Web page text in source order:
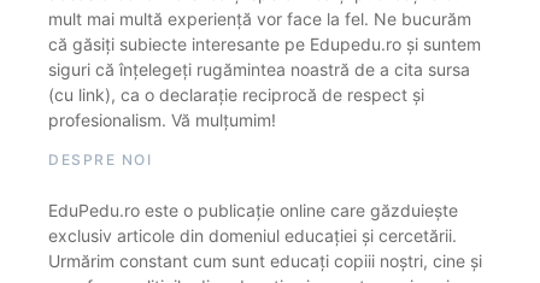
mult mai multă experiență vor face la fel. Ne bucurăm
că găsiți subiecte interesante pe Edupedu.ro și suntem
siguri că înțelegeți rugămintea noastră de a cita sursa
(cu link), ca o declarație reciprocă de respect și
profesionalism. Vă mulțumim!
DESPRE NOI
EduPedu.ro este o publicație online care găzduiește
exclusiv articole din domeniul educației și cercetării.
Urmărim constant cum sunt educați copiii noștri, cine și